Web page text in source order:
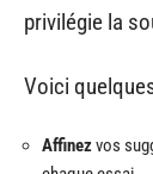
privilégie la
Voici
Affinezvos